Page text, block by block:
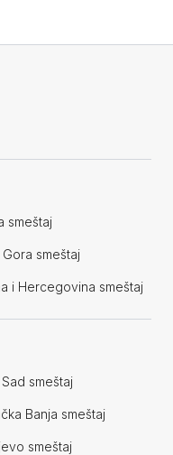
smeštaj
Gora smeštaj
i Hercegovina smeštaj
smeštaj
Banja smeštaj
smeštaj